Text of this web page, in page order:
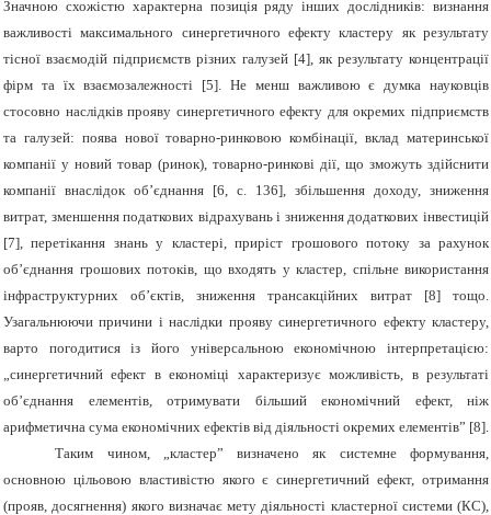
Значною схожістю характерна позиція ряду інших дослідників: визнання
важливості максимального синергетичного ефекту кластеру як результату
тісної взаємодій підприємств різних галузей [4], як результату концентрації
фірм та їх взаємозалежності [5]. Не менш важливою є думка науковців
стосовно наслідків прояву синергетичного ефекту для окремих підприємств
та галузей: поява нової товарно-ринковою комбінації, вклад материнської
компанії у новий товар (ринок), товарно-ринкові дії, що зможуть здійснити
компанії внаслідок об’єднання [6, с. 136], збільшення доходу, зниження
витрат, зменшення податкових відрахувань і зниження додаткових інвестицій
[7], перетікання знань у кластері, приріст грошового потоку за рахунок
об’єднання грошових потоків, що входять у кластер, спільне використання
інфраструктурних об’єктів, зниження трансакційних витрат [8] тощо.
Узагальнюючи причини і наслідки прояву синергетичного ефекту кластеру,
варто погодитися із його універсальною економічною інтерпретацією:
„синергетичний ефект в економіці характеризує можливість, в результаті
об’єднання елементів, отримувати більший економічний ефект, ніж
арифметична сума економічних ефектів від діяльності окремих елементів” [8].
Таким чином, „кластер” визначено як системне формування,
основною цільовою властивістю якого є синергетичний ефект, отримання
(прояв, досягнення) якого визначає мету діяльності кластерної системи (КС),